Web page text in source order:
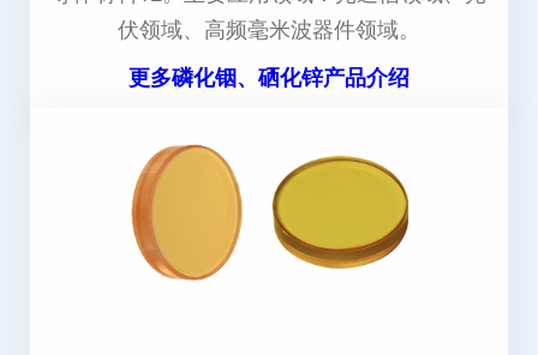
伏领域、高频毫米波器件领域。
更多磷化铟、硒化锌产品介绍